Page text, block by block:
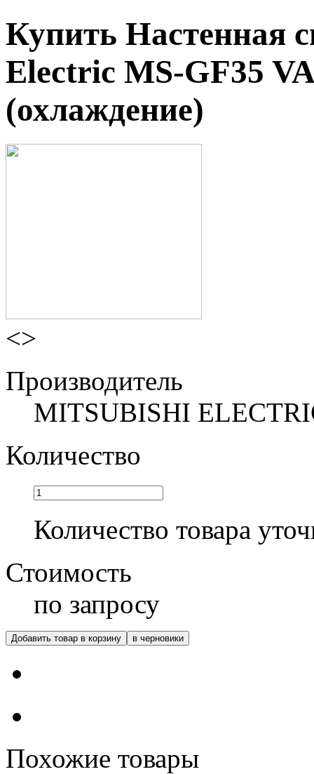
Купить Настенная
Electric MS-GF35
(охлаждение)
<>
Производитель
MITSUBISHI
Количество
Количество товара
Стоимость
по запросу
Добавить товар в корзину в черновики
Похожие товары